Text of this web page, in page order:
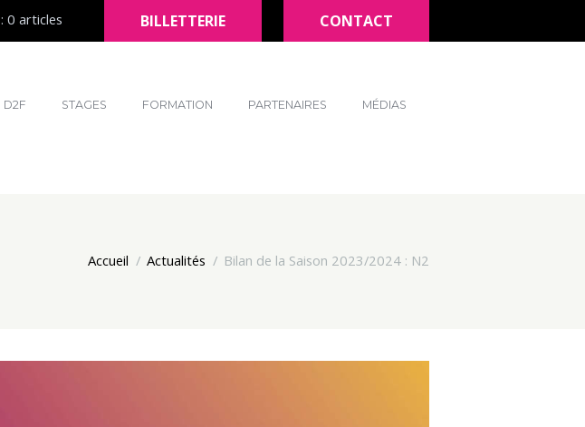
0 articles BILLETTERIE CONTACT
D2F STAGES FORMATION PARTENAIRES MÉDIAS
Accueil Actualités Bilan de la Saison 2023/2024 : N2